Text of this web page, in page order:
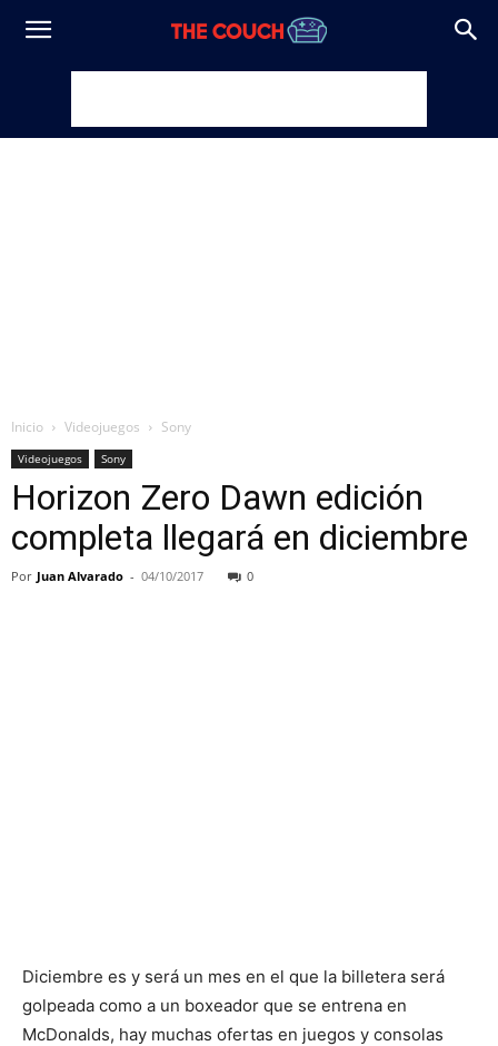
Inicio Videojuegos Sony
Videojuegos Sony
Horizon Zero Dawn edición
completa llegará en diciembre
Por Juan Alvarado - 04/10/2017 0
Diciembre es y será un mes en el que la billetera será
golpeada como a un boxeador que se entrena en
McDonalds, hay muchas ofertas en juegos y consolas